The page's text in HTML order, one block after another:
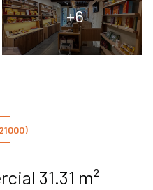
+6
Local commercial 31.31 m²